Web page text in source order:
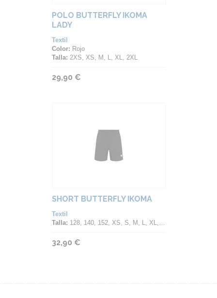
POLO BUTTERFLY IKOMA
LADY
Textil
Color: Rojo
Talla: 2XS, XS, M, L, XL, 2XL
29,90 €
SHORT BUTTERFLY IKOMA
Textil
Talla: 128, 140, 152, XS, S, M, L, XL, 2XL, 3XL, 4XL
32,90 €